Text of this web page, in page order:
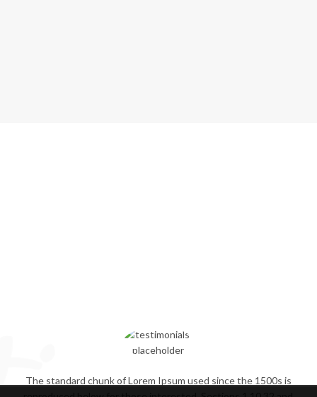
The standard chunk of Lorem Ipsum used since the 1500s is